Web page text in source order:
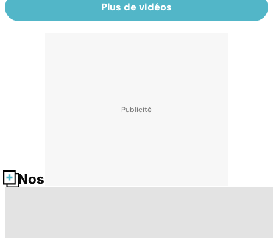
Plus de vidéos
Nos fiches santé